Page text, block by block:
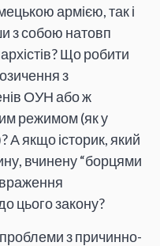
армією, так і
з собою натовп
Що робити
з
ОУН або ж
режимом (як у
якщо історик, який
вчинену “борцями
враження
цього закону?
проблеми з причинно-